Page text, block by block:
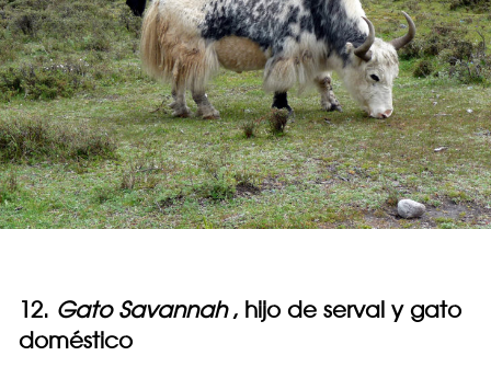
12. Gato Savannah , hijo de serval y gato
doméstico